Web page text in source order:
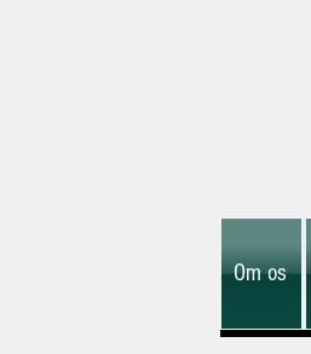
Om os